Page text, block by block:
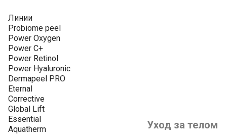
Линии
Probiome peel
Power Oxygen
Power C+
Power Retinol
Power Hyaluronic
Dermapeel PRO
Eternal
Corrective
Global Lift
Essential
Aquatherm
Уход за телом